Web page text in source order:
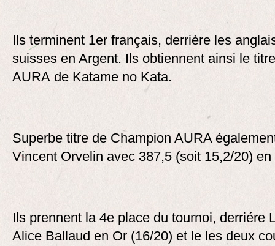
Ils terminent 1er français, derrière les
suisses en Argent. Ils obtiennent ainsi le
AURA de Katame no Kata.
Superbe titre de Champion AURA
Vincent Orvelin avec 387,5 (soit 15,2/20)
Ils prennent la 4e place du tournoi, derriére
Alice Ballaud en Or (16/20) et le les deux